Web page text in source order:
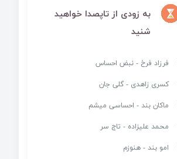
به زودی از تاپصدا خواهید
شنید
فرزاد فرخ - نبض احساس
کسری زاهدی - گلی جان
ماکان بند - احساسی میشم
محمد علیزاده - تاج سر
امو بند - هنوزم